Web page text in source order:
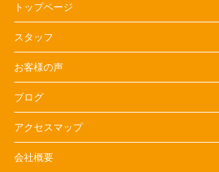
トップページ
スタッフ
お客様の声
ブログ
アクセスマップ
会社概要